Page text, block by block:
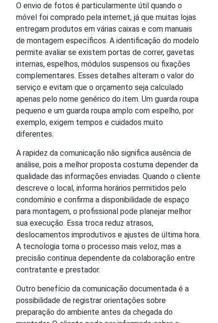
O envio de fotos é particularmente útil quando o
móvel foi comprado pela internet, já que muitas lojas
entregam produtos em várias caixas e com manuais
de montagem específicos. A identificação do modelo
permite avaliar se existem portas de correr, gavetas
internas, espelhos, módulos suspensos ou fixações
complementares. Esses detalhes alteram o valor do
serviço e evitam que o orçamento seja calculado
apenas pelo nome genérico do item. Um guarda roupa
pequeno e um guarda roupa amplo com espelho, por
exemplo, exigem tempos e cuidados muito
diferentes.
A rapidez da comunicação não significa ausência de
análise, pois a melhor proposta costuma depender da
qualidade das informações enviadas. Quando o cliente
descreve o local, informa horários permitidos pelo
condomínio e confirma a disponibilidade de espaço
para montagem, o profissional pode planejar melhor
sua execução. Essa troca reduz atrasos,
deslocamentos improdutivos e ajustes de última hora.
A tecnologia torna o processo mais veloz, mas a
precisão continua dependente da colaboração entre
contratante e prestador.
Outro benefício da comunicação documentada é a
possibilidade de registrar orientações sobre
preparação do ambiente antes da chegada do